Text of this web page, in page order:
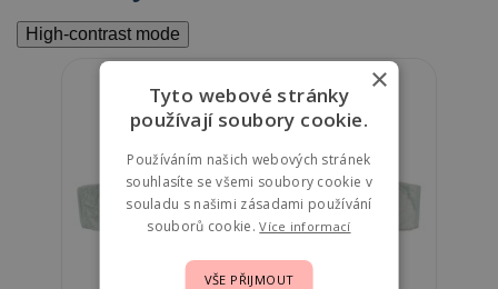
High-contrast mode
×
Tyto webové stránky
používají soubory cookie.
Používáním našich webových stránek
souhlasíte se všemi soubory cookie v
souladu s našimi zásadami používání
souborů cookie.Více informací
VŠE PŘIJMOUT